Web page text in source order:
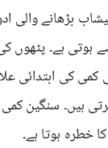
بڑھانے والی
ہوتی ہے۔ پٹھوں
کمی کی ابتدائی
ہیں۔ سنگین
خطرہ ہوتا ہے۔